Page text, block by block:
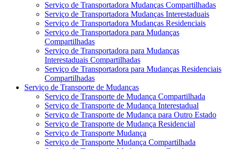
Serviço de Transportadora Mudanças Compartilhadas
Serviço de Transportadora Mudanças Interestaduais
Serviço de Transportadora Mudanças Residenciais
Serviço de Transportadora para Mudanças
Compartilhadas
Serviço de Transportadora para Mudanças
Interestaduais Compartilhadas
Serviço de Transportadora para Mudanças Residenciais
Compartilhadas
Serviço de Transporte de Mudanças
Serviço de Transporte de Mudança Compartilhada
Serviço de Transporte de Mudança Interestadual
Serviço de Transporte de Mudança para Outro Estado
Serviço de Transporte de Mudança Residencial
Serviço de Transporte Mudança
Serviço de Transporte Mudança Compartilhada